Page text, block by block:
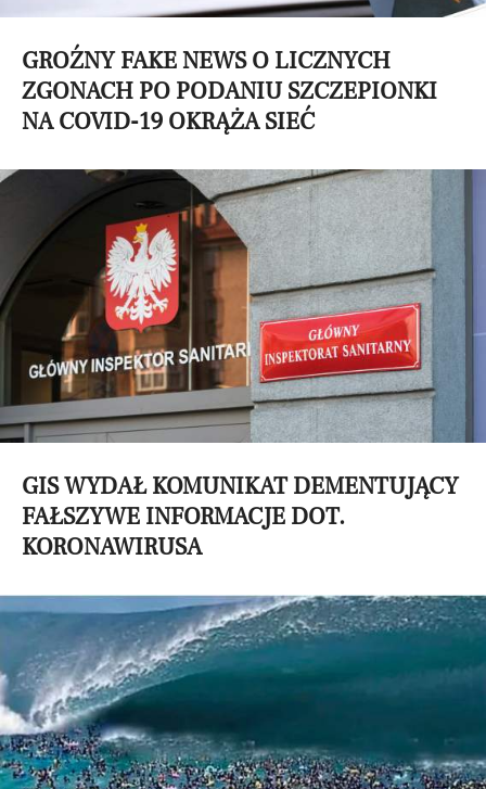
GROŹNY FAKE NEWS O LICZNYCH
ZGONACH PO PODANIU SZCZEPIONKI
NA COVID-19 OKRĄŻA SIEĆ
GIS WYDAŁ KOMUNIKAT DEMENTUJĄCY
FAŁSZYWE INFORMACJE DOT.
KORONAWIRUSA